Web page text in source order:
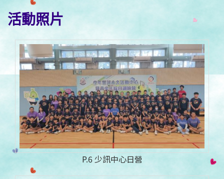
活動照片
P.6 少訊中心日營